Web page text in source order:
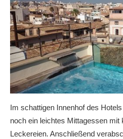
Im schattigen Innenhof des
noch ein leichtes Mittagessen mit
Leckereien. Anschließend